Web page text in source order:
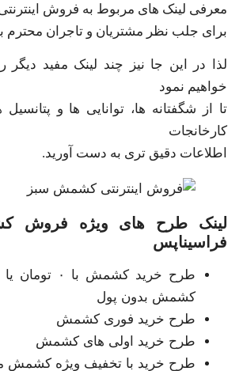
معرفی لینک های مربوط به فروش
برای جلب نظر مشتریان و تاجران محترم
لذا در این جا نیز چند لینک مفید دیگر
خواهیم نمود
تا از شگفتانه ها، توانایی ها و
کارخانجات
اطلاعات دقیق تری به دست آورید.
لینک طرح های ویژه
فراسیناپس
طرح خرید
کشمش بدون پول
طرح خرید فوری کشمش
طرح خرید اولی های کشمش
طرح خرید با تخفیف ویژه کشمش